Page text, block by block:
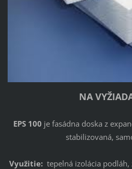
NA
EPS 100 je fasádna doska z
stabilizovaná,
Využitie: tepelná izolácia